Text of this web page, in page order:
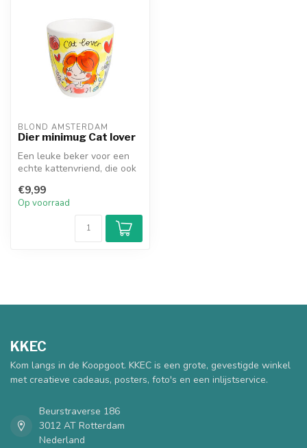
BLOND AMSTERDAM
Dier minimug Cat lover
Een leuke beker voor een
echte kattenvriend, die ook
maa...
€9,99
Op voorraad
KKEC
Kom langs in de Koopgoot. KKEC is een grote, gevestigde winkel
met creatieve cadeaus, posters, foto's en een inlijstservice.
Beurstraverse 186
3012 AT Rotterdam
Nederland